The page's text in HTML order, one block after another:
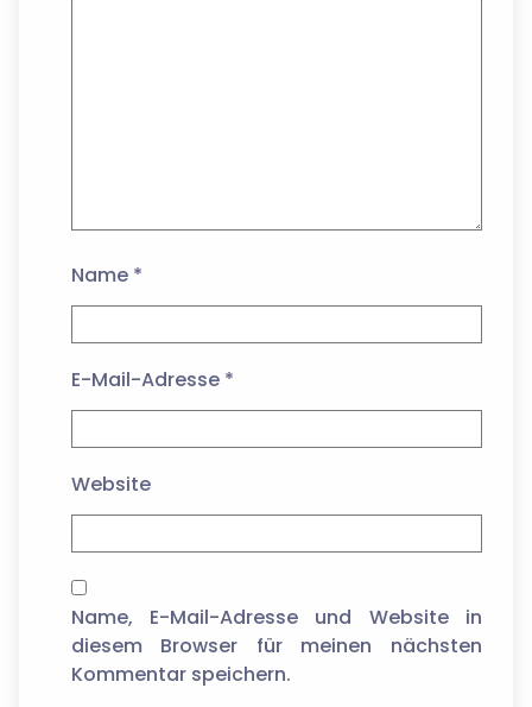
Name *
E-Mail-Adresse *
Website
Name, E-Mail-Adresse und Website in
diesem Browser für meinen nächsten
Kommentar speichern.